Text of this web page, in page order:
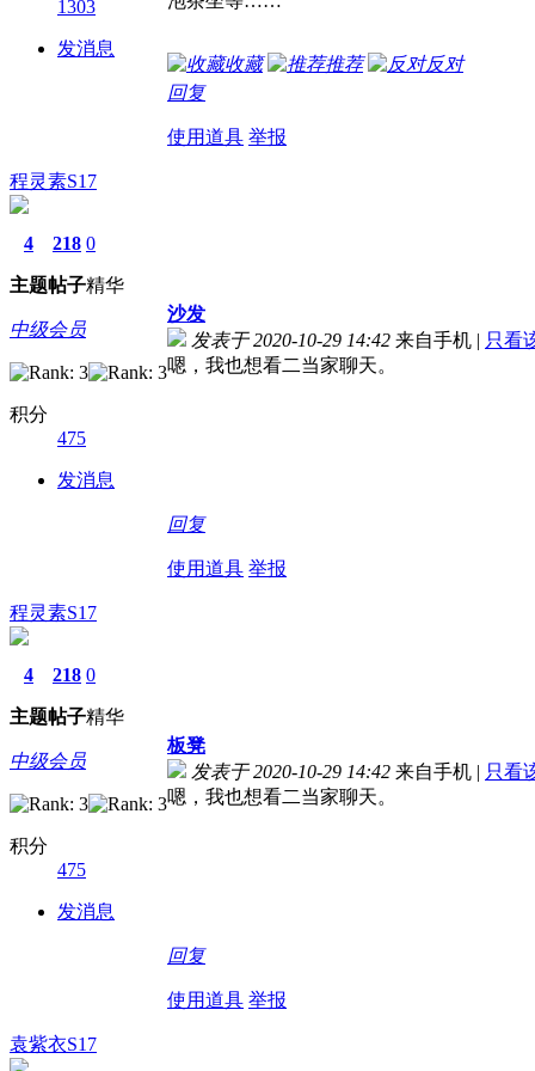
1303
发消息
收藏 推荐
反对
回复
使用道具 举报
程灵素S17
4
主题
218
帖子
0
精华
中级会员
积分
475
发消息
沙发
发表于 2020-10-29 14:42 来自手机 | 只看
嗯，我也想看二当家聊天。
回复
使用道具 举报
程灵素S17
4
主题
218
帖子
0
精华
中级会员
积分
475
发消息
板凳
发表于 2020-10-29 14:42 来自手机 | 只看
嗯，我也想看二当家聊天。
回复
使用道具 举报
袁紫衣S17